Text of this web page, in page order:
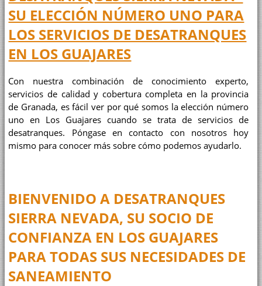
SU ELECCIÓN NÚMERO UNO PARA
LOS SERVICIOS DE DESATRANQUES
EN LOS GUAJARES
Con nuestra combinación de conocimiento experto,
servicios de calidad y cobertura completa en la provincia
de Granada, es fácil ver por qué somos la elección número
uno en Los Guajares cuando se trata de servicios de
desatranques. Póngase en contacto con nosotros hoy
mismo para conocer más sobre cómo podemos ayudarlo.
BIENVENIDO A DESATRANQUES
SIERRA NEVADA, SU SOCIO DE
CONFIANZA EN LOS GUAJARES
PARA TODAS SUS NECESIDADES DE
SANEAMIENTO